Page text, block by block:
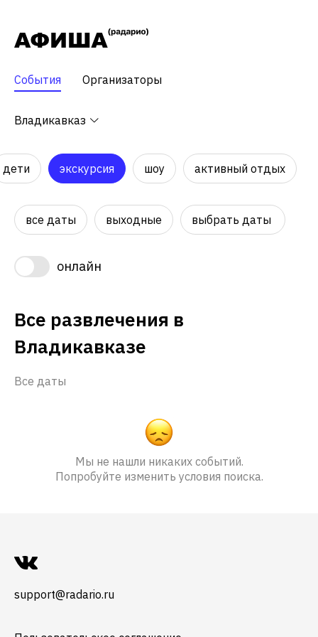
События Организаторы
Владикавказ
дети экскурсия шоу активный отдых
все даты выходные выбрать даты
онлайн
Все развлечения в
Владикавказе
Все даты
Мы не нашли никаких событий.
Попробуйте изменить условия поиска.
support@radario.ru